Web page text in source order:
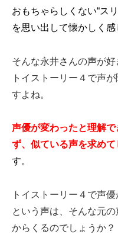
おもちゃらしくない“ス
を思い出して懐かしく
そんな永井さんの声が好
トイストーリー４で声
すよね。
声優が変わったと理解
ず、似ている声を求め
す。
トイストーリー４で声
という声は、そんな元
からくるのでしょうか？